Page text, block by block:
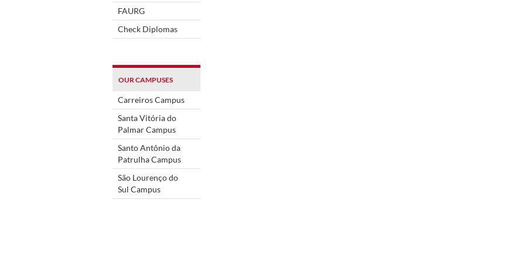
FAURG
Check Diplomas
OUR CAMPUSES
Carreiros Campus
Santa Vitória do
Palmar Campus
Santo Antônio da
Patrulha Campus
São Lourenço do
Sul Campus